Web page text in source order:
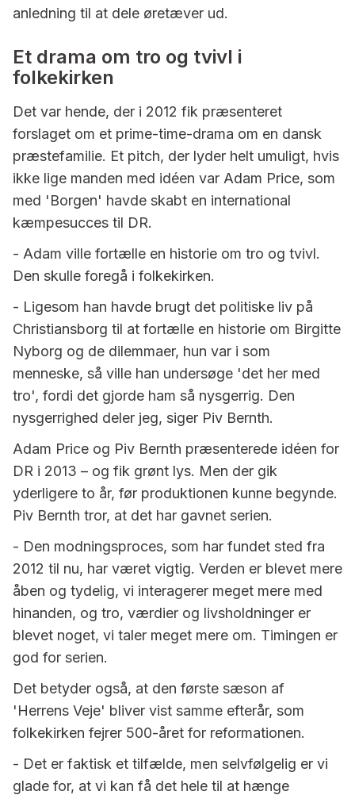
anledning til at dele øretæver ud.
Et drama om tro og tvivl i
folkekirken
Det var hende, der i 2012 fik præsenteret
forslaget om et prime-time-drama om en dansk
præstefamilie. Et pitch, der lyder helt umuligt, hvis
ikke lige manden med idéen var Adam Price, som
med 'Borgen' havde skabt en international
kæmpesucces til DR.
- Adam ville fortælle en historie om tro og tvivl.
Den skulle foregå i folkekirken.
- Ligesom han havde brugt det politiske liv på
Christiansborg til at fortælle en historie om Birgitte
Nyborg og de dilemmaer, hun var i som
menneske, så ville han undersøge 'det her med
tro', fordi det gjorde ham så nysgerrig. Den
nysgerrighed deler jeg, siger Piv Bernth.
Adam Price og Piv Bernth præsenterede idéen for
DR i 2013 – og fik grønt lys. Men der gik
yderligere to år, før produktionen kunne begynde.
Piv Bernth tror, at det har gavnet serien.
- Den modningsproces, som har fundet sted fra
2012 til nu, har været vigtig. Verden er blevet mere
åben og tydelig, vi interagerer meget mere med
hinanden, og tro, værdier og livsholdninger er
blevet noget, vi taler meget mere om. Timingen er
god for serien.
Det betyder også, at den første sæson af
'Herrens Veje' bliver vist samme efterår, som
folkekirken fejrer 500-året for reformationen.
- Det er faktisk et tilfælde, men selvfølgelig er vi
glade for, at vi kan få det hele til at hænge